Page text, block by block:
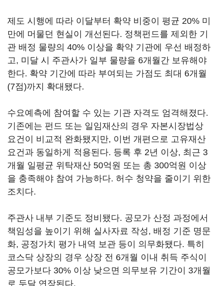
제도 시행에 따라 이달부터 확약 비중이 평균 20% 미
만에 머물던 현실이 개선된다. 정책펀드를 제외한 기
관 배정 물량의 40% 이상을 확약 기관에 우선 배정하
고, 미달 시 주관사가 일부 물량을 6개월간 보유해야
한다. 확약 기간에 따라 부여되는 가점도 최대 6개월
(7점)까지 확대됐다.
수요예측에 참여할 수 있는 기관 자격도 엄격해졌다.
기존에는 펀드 또는 일임재산의 경우 자본시장법상
요건이 비교적 완화됐지만, 이번 개편으로 고유재산
요건과 동일하게 적용된다. 등록 후 2년 이상, 최근 3
개월 일평균 위탁재산 50억원 또는 총 300억원 이상
을 충족해야 참여 가능하다. 허수 청약을 줄이기 위한
조치다.
주관사 내부 기준도 정비됐다. 공모가 산정 과정에서
책임성을 높이기 위해 실사자료 작성, 배정 기준 명문
화, 공정가치 평가 내역 보관 등이 의무화됐다. 특히
코스닥 상장의 경우 상장 전 6개월 이내 취득 주식이
공모가보다 30% 이상 낮으면 의무보유 기간이 3개월
로 두달 연장된다.